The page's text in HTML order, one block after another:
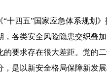
“十四五”国家应急体系规
，各类安全风险隐患交织叠
的要求存在很大差距。党的
，是以新安全格局保障新发